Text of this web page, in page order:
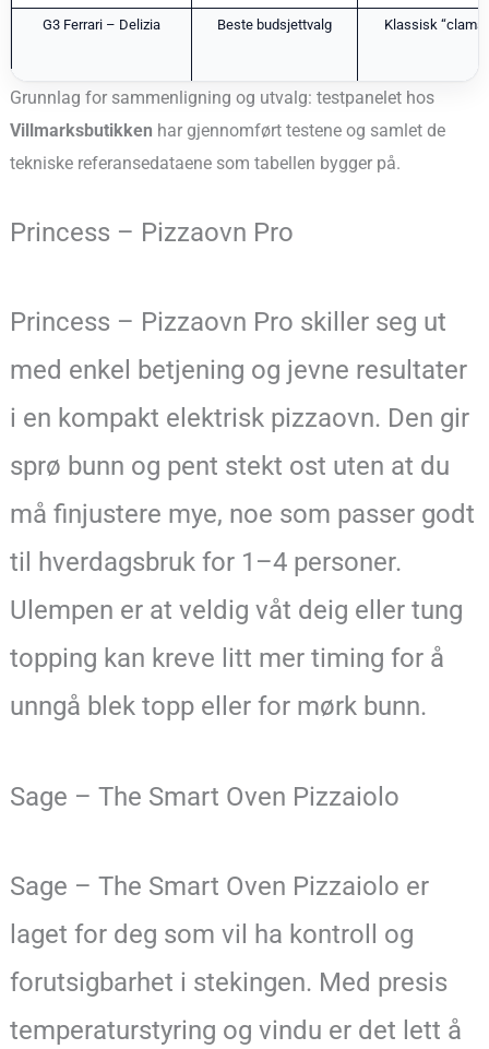
G3 Ferrari – Delizia Beste budsjettvalg Klassisk
Grunnlag for sammenligning og utvalg: testpanelet hos
Villmarksbutikken har gjennomført testene og samlet de
tekniske referansedataene som tabellen bygger på.
Princess – Pizzaovn Pro
Princess – Pizzaovn Pro skiller seg ut
med enkel betjening og jevne resultater
i en kompakt elektrisk pizzaovn. Den gir
sprø bunn og pent stekt ost uten at du
må finjustere mye, noe som passer godt
til hverdagsbruk for 1–4 personer.
Ulempen er at veldig våt deig eller tung
topping kan kreve litt mer timing for å
unngå blek topp eller for mørk bunn.
Sage – The Smart Oven Pizzaiolo
Sage – The Smart Oven Pizzaiolo er
laget for deg som vil ha kontroll og
forutsigbarhet i stekingen. Med presis
temperaturstyring og vindu er det lett å